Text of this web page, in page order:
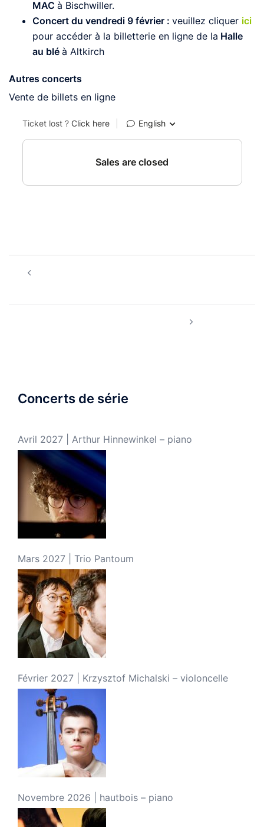
MAC à Bischwiller.
Concert du vendredi 9 février : veuillez cliquer ici
pour accéder à la billetterie en ligne de la Halle
au blé à Altkirch
Autres concerts
Vente de billets en ligne
d’article
Concerts de série
Avril 2027 | Arthur Hinnewinkel – piano
Mars 2027 | Trio Pantoum
Février 2027 | Krzysztof Michalski – violoncelle
Novembre 2026 | hautbois – piano